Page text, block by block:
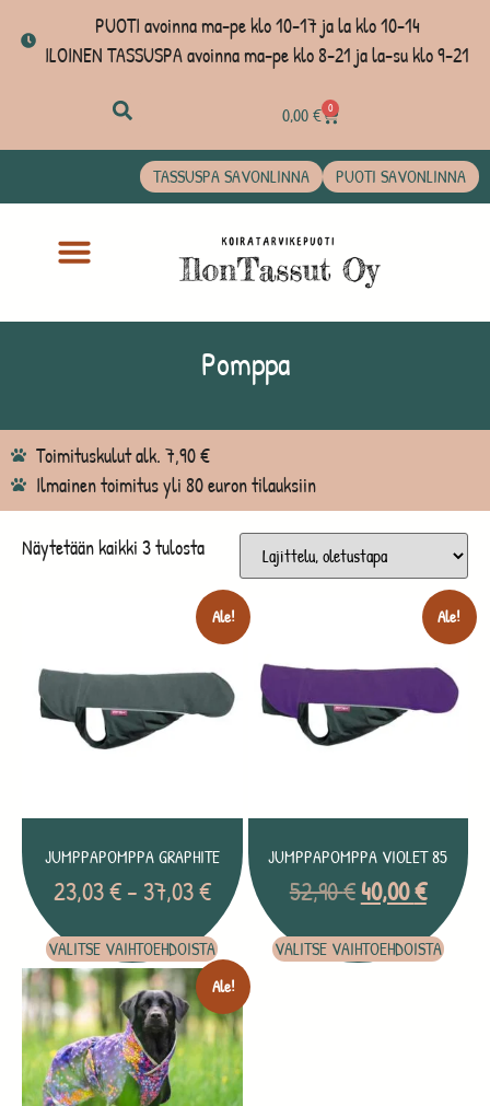
PUOTI avoinna ma-pe klo 10-17 ja la klo 10-14
ILOINEN TASSUSPA avoinna ma-pe klo 8-21 ja la-su klo 9-21
0,00€ 0
TASSUSPA SAVONLINNA PUOTI SAVONLINNA
Pomppa
Toimituskulut alk. 7,90 €
Ilmainen toimitus yli 80 euron tilauksiin
Näytetään kaikki 3 tulosta
Ale!
JUMPPAPOMPPA GRAPHITE
23,03€ – 37,03€
VALITSE VAIHTOEHDOISTA
Ale!
JUMPPAPOMPPA VIOLET 85
52,90€40,00€
VALITSE VAIHTOEHDOISTA
Ale!